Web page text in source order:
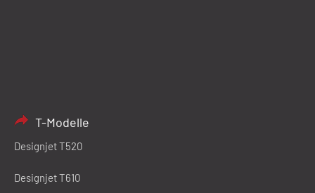
T-Modelle
Designjet T520
Designjet T610